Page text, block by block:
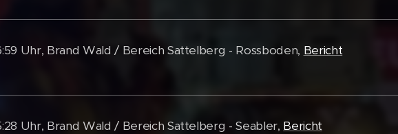
Uhr, Brand Wald / Bereich Sattelberg - Rossboden, Bericht
Uhr, Brand Wald / Bereich Sattelberg - Seabler, Bericht